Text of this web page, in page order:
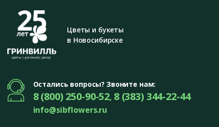
Цветы и букеты
в Новосибирске
Остались вопросы? Звоните нам:
8 (800) 250-90-52, 8 (383) 344-22-44
info@sibflowers.ru